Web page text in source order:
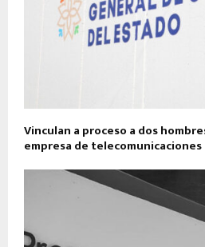
Vinculan a proceso a dos
empresa de telecomunicaciones